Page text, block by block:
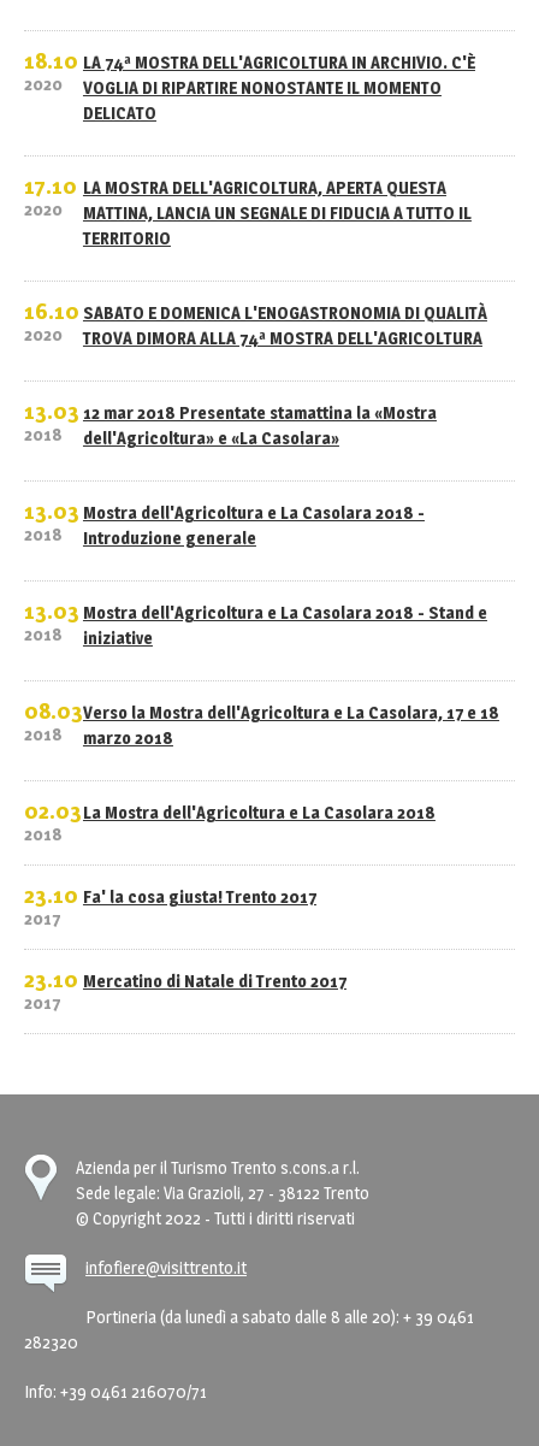
18.10
2020
LA 74ª MOSTRA DELL'AGRICOLTURA IN ARCHIVIO. C'È
VOGLIA DI RIPARTIRE NONOSTANTE IL MOMENTO
DELICATO
17.10
2020
LA MOSTRA DELL'AGRICOLTURA, APERTA QUESTA
MATTINA, LANCIA UN SEGNALE DI FIDUCIA A TUTTO IL
TERRITORIO
16.10
2020
SABATO E DOMENICA L'ENOGASTRONOMIA DI QUALITÀ
TROVA DIMORA ALLA 74ª MOSTRA DELL'AGRICOLTURA
13.03
2018
12 mar 2018 Presentate stamattina la «Mostra
dell'Agricoltura» e «La Casolara»
13.03
2018
Mostra dell'Agricoltura e La Casolara 2018 -
Introduzione generale
13.03
2018
Mostra dell'Agricoltura e La Casolara 2018 - Stand e
iniziative
08.03
2018
Verso la Mostra dell'Agricoltura e La Casolara, 17 e 18
marzo 2018
02.03
2018
La Mostra dell'Agricoltura e La Casolara 2018
23.10
2017
Fa' la cosa giusta! Trento 2017
23.10
2017
Mercatino di Natale di Trento 2017
Azienda per il Turismo Trento s.cons.a r.l.
Sede legale: Via Grazioli, 27 - 38122 Trento
© Copyright 2022 - Tutti i diritti riservati
infofiere@visittrento.it
Portineria (da lunedì a sabato dalle 8 alle 20): + 39 0461
282320
Info: +39 0461 216070/71